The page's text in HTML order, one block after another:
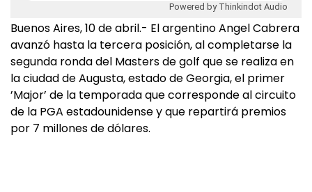
Powered by Thinkindot Audio
Buenos Aires, 10 de abril.- El argentino Angel Cabrera
avanzó hasta la tercera posición, al completarse la
segunda ronda del Masters de golf que se realiza en
la ciudad de Augusta, estado de Georgia, el primer
’Major’ de la temporada que corresponde al circuito
de la PGA estadounidense y que repartirá premios
por 7 millones de dólares.